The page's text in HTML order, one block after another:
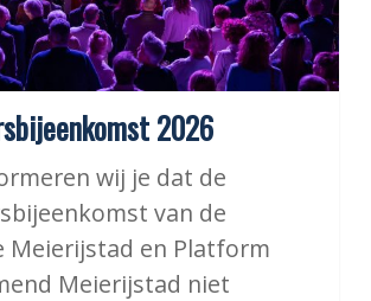
2026
wij je dat de
van de
Meierijstad en Platform
Meierijstad niet